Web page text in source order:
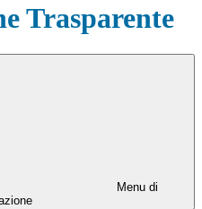
Trasparente
Menu di